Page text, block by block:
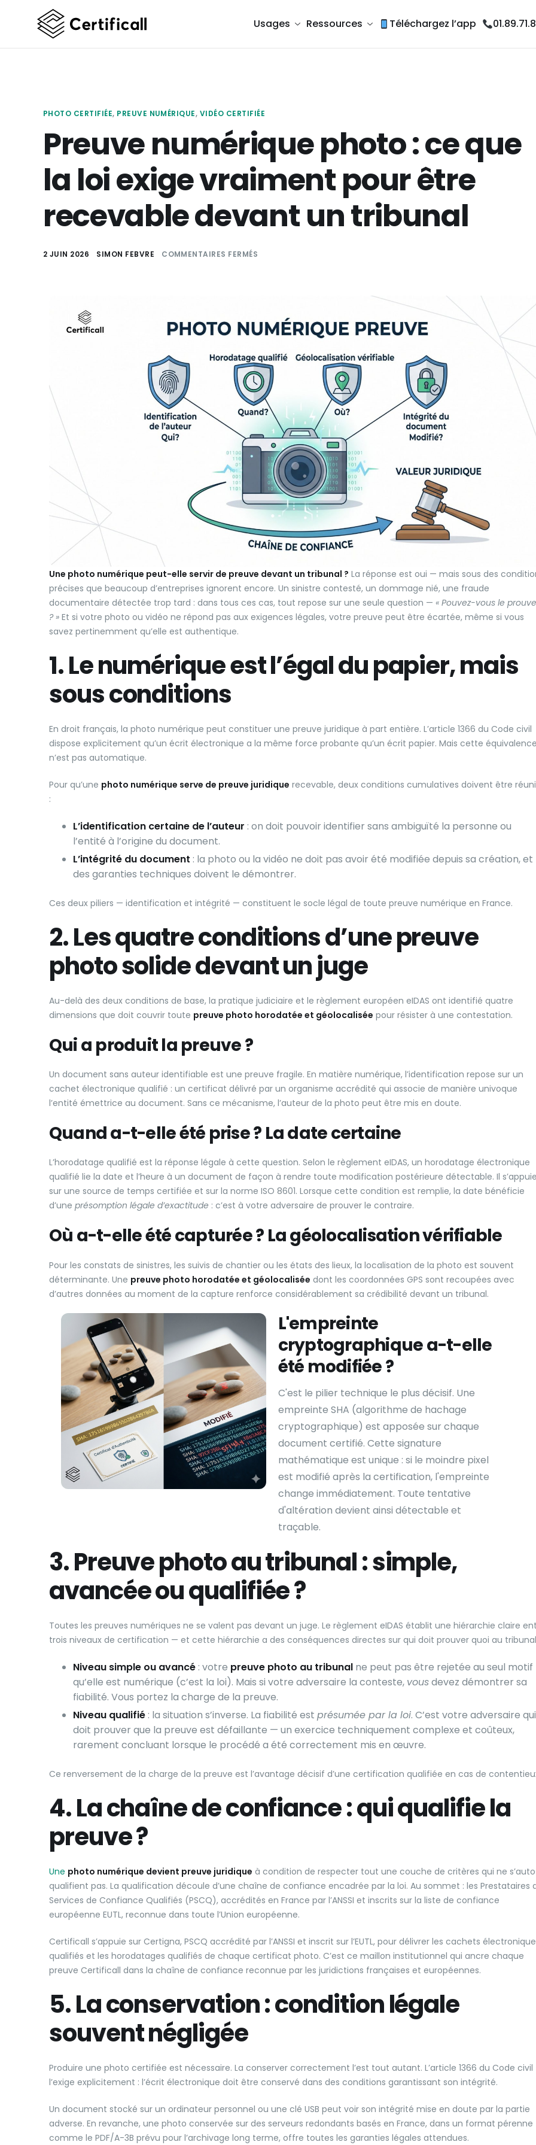
Usages Ressources Téléchargez l’app
PHOTO CERTIFIÉE, PREUVE NUMÉRIQUE, VIDÉO CERTIFIÉE
Preuve numérique photo : ce que
la loi exige vraiment pour être
recevable devant un tribunal
2 JUIN 2026 SIMON FEBVRE COMMENTAIRES FERMÉS
Une photo numérique peut-elle servir de preuve devant un tribunal ? La réponse est oui — mais sous des
précises que beaucoup d’entreprises ignorent encore. Un sinistre contesté, un dommage nié, une fraude
documentaire détectée trop tard : dans tous ces cas, tout repose sur une seule question — « Pouvez-vous le
? » Et si votre photo ou vidéo ne répond pas aux exigences légales, votre preuve peut être écartée, même si vous
savez pertinemment qu’elle est authentique.
1. Le numérique est l’égal du papier, mais
sous conditions
En droit français, la photo numérique peut constituer une preuve juridique à part entière. L’article 1366 du Code civil
dispose explicitement qu’un écrit électronique a la même force probante qu’un écrit papier. Mais cette équivalence
n’est pas automatique.
Pour qu’une photo numérique serve de preuve juridique recevable, deux conditions cumulatives doivent être
:
L’identification certaine de l’auteur : on doit pouvoir identifier sans ambiguïté la personne ou
l’entité à l’origine du document.
L’intégrité du document : la photo ou la vidéo ne doit pas avoir été modifiée depuis sa création, et
des garanties techniques doivent le démontrer.
Ces deux piliers — identification et intégrité — constituent le socle légal de toute preuve numérique en France.
2. Les quatre conditions d’une preuve
photo solide devant un juge
Au-delà des deux conditions de base, la pratique judiciaire et le règlement européen eIDAS ont identifié quatre
dimensions que doit couvrir toute preuve photo horodatée et géolocalisée pour résister à une contestation.
Qui a produit la preuve ?
Un document sans auteur identifiable est une preuve fragile. En matière numérique, l’identification repose sur un
cachet électronique qualifié : un certificat délivré par un organisme accrédité qui associe de manière univoque
l’entité émettrice au document. Sans ce mécanisme, l’auteur de la photo peut être mis en doute.
Quand a-t-elle été prise ? La date certaine
L’horodatage qualifié est la réponse légale à cette question. Selon le règlement eIDAS, un horodatage électronique
qualifié lie la date et l’heure à un document de façon à rendre toute modification postérieure détectable. Il s’appuie
sur une source de temps certifiée et sur la norme ISO 8601. Lorsque cette condition est remplie, la date bénéficie
d’une présomption légale d’exactitude : c’est à votre adversaire de prouver le contraire.
Où a-t-elle été capturée ? La géolocalisation vérifiable
Pour les constats de sinistres, les suivis de chantier ou les états des lieux, la localisation de la photo est souvent
déterminante. Une preuve photo horodatée et géolocalisée dont les coordonnées GPS sont recoupées avec
d’autres données au moment de la capture renforce considérablement sa crédibilité devant un tribunal.
L'empreinte
cryptographique a-t-elle
été modifiée ?
C'est le pilier technique le plus décisif. Une
empreinte SHA (algorithme de hachage
cryptographique) est apposée sur chaque
document certifié. Cette signature
mathématique est unique : si le moindre pixel
est modifié après la certification, l'empreinte
change immédiatement. Toute tentative
d'altération devient ainsi détectable et
traçable.
3. Preuve photo au tribunal : simple,
avancée ou qualifiée ?
Toutes les preuves numériques ne se valent pas devant un juge. Le règlement eIDAS établit une hiérarchie claire
trois niveaux de certification — et cette hiérarchie a des conséquences directes sur qui doit prouver quoi au
Niveau simple ou avancé : votre preuve photo au tribunal ne peut pas être rejetée au seul motif
qu’elle est numérique (c’est la loi). Mais si votre adversaire la conteste, vousdevez démontrer sa
fiabilité. Vous portez la charge de la preuve.
Niveau qualifié : la situation s’inverse. La fiabilité est présumée par la loi. C’est votre adversaire qui
doit prouver que la preuve est défaillante — un exercice techniquement complexe et coûteux,
rarement concluant lorsque le procédé a été correctement mis en œuvre.
Ce renversement de la charge de la preuve est l’avantage décisif d’une certification qualifiée en cas de
4. La chaîne de confiance : qui qualifie la
preuve ?
Une photo numérique devient preuve juridique à condition de respecter tout une couche de critères qui ne
qualifient pas. La qualification découle d’une chaîne de confiance encadrée par la loi. Au sommet : les Prestataires
Services de Confiance Qualifiés (PSCQ), accrédités en France par l’ANSSI et inscrits sur la liste de confiance
européenne EUTL, reconnue dans toute l’Union européenne.
Certificall s’appuie sur Certigna, PSCQ accrédité par l’ANSSI et inscrit sur l’EUTL, pour délivrer les cachets
qualifiés et les horodatages qualifiés de chaque certificat photo. C’est ce maillon institutionnel qui ancre chaque
preuve Certificall dans la chaîne de confiance reconnue par les juridictions françaises et européennes.
5. La conservation : condition légale
souvent négligée
Produire une photo certifiée est nécessaire. La conserver correctement l’est tout autant. L’article 1366 du Code civil
l’exige explicitement : l’écrit électronique doit être conservé dans des conditions garantissant son intégrité.
Un document stocké sur un ordinateur personnel ou une clé USB peut voir son intégrité mise en doute par la partie
adverse. En revanche, une photo conservée sur des serveurs redondants basés en France, dans un format pérenne
comme le PDF/A-3B prévu pour l’archivage long terme, offre toutes les garanties légales attendues.